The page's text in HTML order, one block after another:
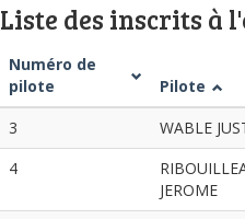
Liste des inscrits à
Numéro de
pilote
Pilote
3
WABLE
4
JEROME